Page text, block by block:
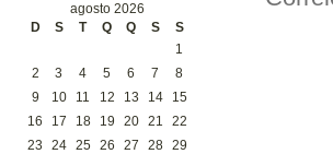
agosto 2026
D
S T Q Q S
S
1
2
3 4 5 6 7
8
9
10 11 12 13 14
15
16
17 18 19 20 21
22
23
24 25 26 27 28 29